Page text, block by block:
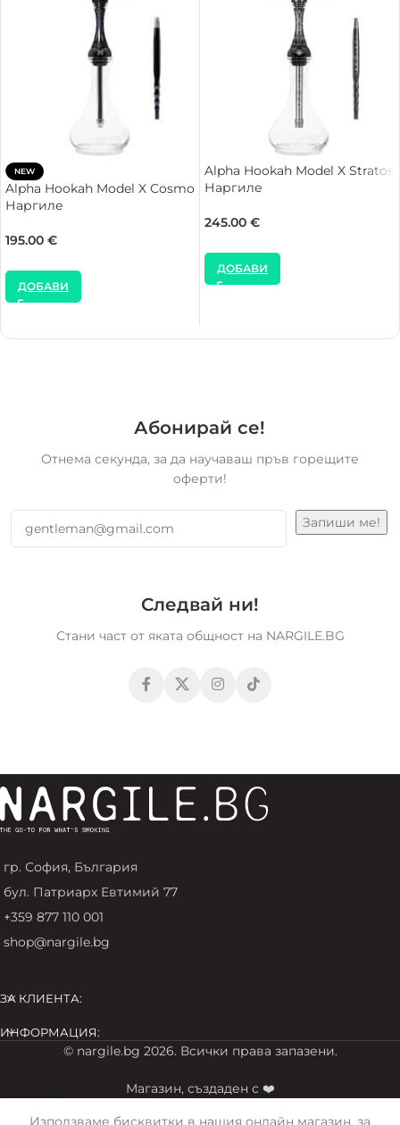
NEW
Alpha Hookah Model X Cosmo
Наргиле
195.00 €
ДОБАВИ
Alpha Hookah Model X Stratos
Наргиле
245.00 €
ДОБАВИ
Абонирай се!
Отнема секунда, за да научаваш пръв горещите
оферти!
Следвай ни!
Стани част от яката общност на NARGILE.BG
гр. София, България
бул. Патриарх Евтимий 77
+359 877 110 001
shop@nargile.bg
ЗА КЛИЕНТА:
ИНФОРМАЦИЯ:
© nargile.bg 2026. Всички права запазени.
Магазин, създаден с ❤️
Използваме бисквитки в нашия онлайн магазин, за